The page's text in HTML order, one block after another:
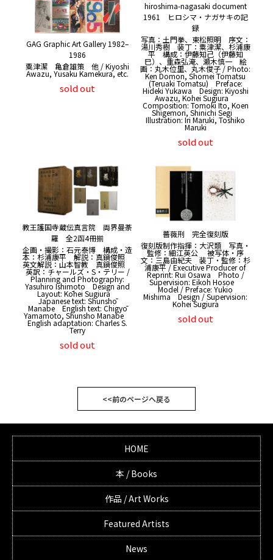
GAG Graphic Art Gallery 1982–
1986
粟津潔 亀倉雄策 他 / Kiyoshi
Awazu, Yusaku Kamekura, etc.
sold out
hiroshima-nagasaki document
1961 ヒロシマ・ナガサキの記
録
写真：土門拳、東松照明 序文：
湯川秀樹 装丁：粟津潔、杉浦康
平 構成：伊藤知己（伊藤知
巳）、重森弘淹、瀬木慎一 絵
画：丸木位里、丸木俊子 / Photo:
Ken Domon, Shomei Tomatsu
(Teruaki Tomatsu) Preface:
Hideki Yukawa Design: Kiyoshi
Awazu, Kohei Sugiura
Composition: Tomoki Ito, Koen
Shigemori, Shinichi Segi
Illustration: Iri Maruki, Toshiko
Maruki
sold out
教王護国寺蔵伝真言院 両界曼荼
羅 全2函4冊揃
企画・撮影：石元泰博 構成・造
本：杉浦康平 解説：真鍋俊照
英文解説：山本智教 真鍋俊照
英訳：チャールズ・S・テリー /
Planning and Photography:
Yasuhiro Ishimoto Design and
Layout: Kōhei Sugiura
Japanese text: Shunshō
Manabe English text: Chigyō
Yamamoto, Shunsho Manabe
English adaptation: Charles S.
Terry
sold out
薔薇刑 完全復刻版
復刻版制作指揮：大沢類 写真・
監修：細江英公 被写体・序
文：三島由紀夫 装丁・監修：杉
浦康平 / Executive Producer of
Reprint: Rui Osawa Photo /
Supervision: Eikoh Hosoe
Model / Preface: Yukio
Mishima Design / Supervision:
Kohei Sugiura
sold out
<<前のページへ戻る
HOME
本 / Books
作品 / Art Works
Featured Artists
News